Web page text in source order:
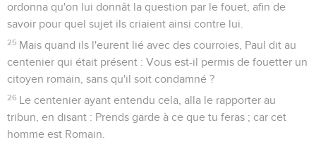
ordonna qu'on lui donnât la question par le fouet, afin de
savoir pour quel sujet ils criaient ainsi contre lui.
25 Mais quand ils l'eurent lié avec des courroies, Paul dit au
centenier qui était présent : Vous est-il permis de fouetter un
citoyen romain, sans qu'il soit condamné ?
26 Le centenier ayant entendu cela, alla le rapporter au
tribun, en disant : Prends garde à ce que tu feras ; car cet
homme est Romain.